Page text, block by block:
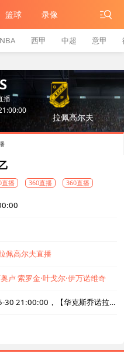
篮球 录像
NBA 西甲 中超 意甲
播
拉佩高尔夫
直播 360直播 360直播
佩高尔夫直播
卢索罗金·叶戈尔·伊万诺维奇
【直播内容】：北京时间2026-05-30 21:00:00，【华克斯乔诺拉vs拉佩高尔夫】直播准时在线播放，喜欢看比赛的朋友可以提前收藏本页面以免错过直播。盈点直播网_足球直播还为您在本页面索引了相关直播、华克斯乔诺拉直播、拉佩高尔夫直播的近期比赛列表以及两队历史交锋、两队赛程。